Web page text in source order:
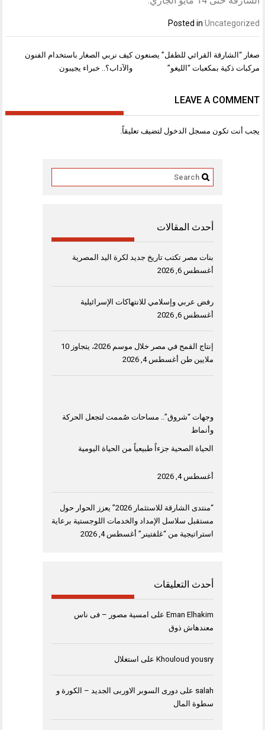
Posted in Uncategorized
تصفّح
المقالات
كيف نربي الصغار باستخدام الفنون
والآداب؟.. خبراء يجيبون
صغار “الشارقة القرائي للطفل” يصنعون
مركبات ذكية بمكعبات “الليغو”
LEAVE A COMMENT
يجب أنت تكون مسجل الدخول لتضيف تعليقاً.
أحدث المقالات
بنات مصر تكتب تاريخ جديد لكرة اليد المصرية
أغسطس 6, 2026
رفض عربي وإسلامي للانتهاكات الإسرائيلية
أغسطس 6, 2026
إنتاج القمح في مصر خلال موسم 2026، يتجاوز 10
ملايين طن أغسطس 4, 2026
وجهات “شروق”.. مساحات صُممت لتجعل الحركة
وأنماط
الحياة الصحية جزءاً طبيعياً من الحياة اليومية
أغسطس 4, 2026
“منتدى الشارقة للاستثمار 2026” يعزز الحوار حول
مستقبل سلاسل الإمداد والخدمات اللوجستية برعاية
استراتيجية من “غلفتينر” أغسطس 4, 2026
أحدث التعليقات
Eman Elhakim على امسية مصور – فى ناس
معندهاش ذوق
Khouloud yousry على استغلال
salah على دورى السوبر الاوربى الجديد – الكورة و
سطوة المال